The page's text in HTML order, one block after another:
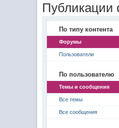
Публикации
По типу контента
Форумы
Пользователи
По пользователю
Темы и сообщения
Все темы
Все сообщения